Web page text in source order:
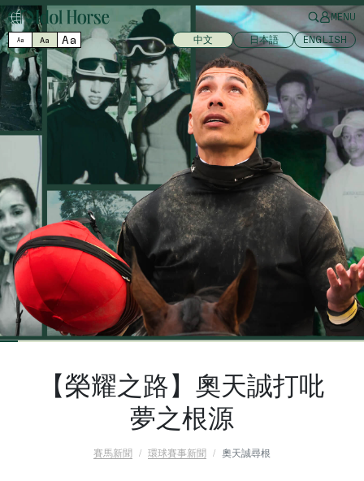
MENU
Aa Aa Aa 中文 日本語 ENGLISH
【榮耀之路】奧天誠打吡
夢之根源
賽馬新聞 環球賽事新聞 奧天誠尋根